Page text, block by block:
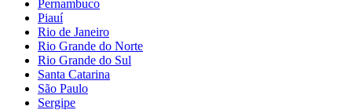
Pernambuco
Piauí
Rio de Janeiro
Rio Grande do Norte
Rio Grande do Sul
Santa Catarina
São Paulo
Sergipe